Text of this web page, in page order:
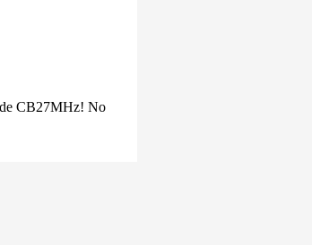
de CB27MHz! No